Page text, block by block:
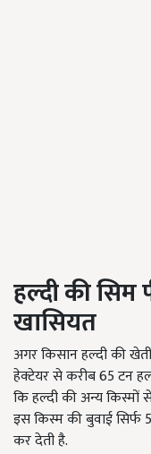
हल्दी की सिम
खासियत
अगर किसान हल्दी की
हेक्टेयर से करीब 65 टन
कि हल्दी की अन्य
इस किस्म की बुवाई
कर देती है.